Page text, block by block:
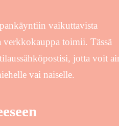
vaikuttavista
verkkokauppa toimii. Tässä
jotta voit
vai naiselle.